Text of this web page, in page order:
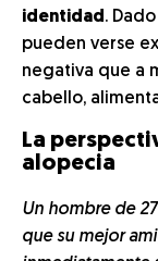
identidad .
pueden verse
negativa que a
cabello,
La
alopecia
Un hombre de
que su mejor